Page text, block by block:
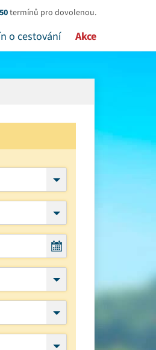
termínů pro dovolenou.
o cestování Akce